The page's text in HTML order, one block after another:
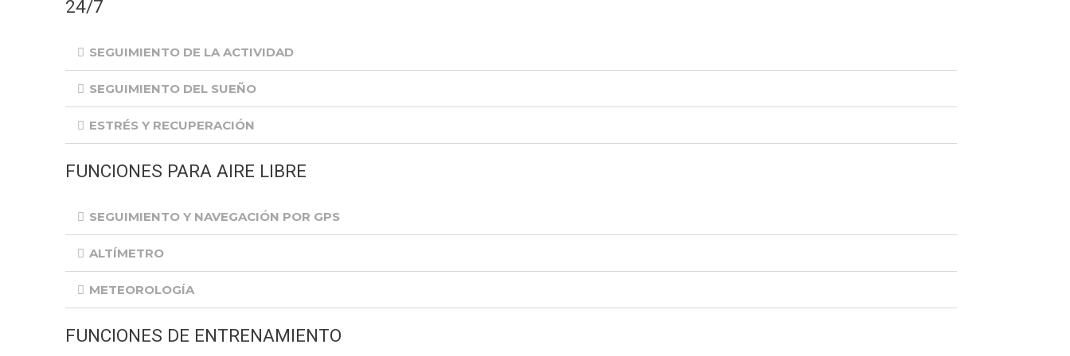
24/7
SEGUIMIENTO DE LA ACTIVIDAD
SEGUIMIENTO DEL SUEÑO
ESTRÉS Y RECUPERACIÓN
FUNCIONES PARA AIRE LIBRE
SEGUIMIENTO Y NAVEGACIÓN POR GPS
ALTÍMETRO
METEOROLOGÍA
FUNCIONES DE ENTRENAMIENTO